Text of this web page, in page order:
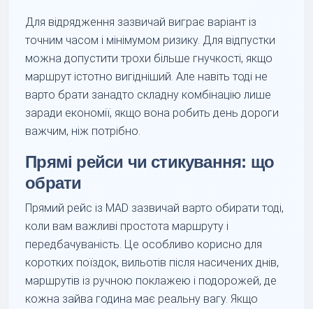
Для відрядження зазвичай виграє варіант із
точним часом і мінімумом ризику. Для відпустки
можна допустити трохи більше гнучкості, якщо
маршрут істотно вигідніший. Але навіть тоді не
варто брати занадто складну комбінацію лише
заради економії, якщо вона робить день дороги
важчим, ніж потрібно.
Прямі рейси чи стикування: що
обрати
Прямий рейс із MAD зазвичай варто обирати тоді,
коли вам важливі простота маршруту і
передбачуваність. Це особливо корисно для
коротких поїздок, вильотів після насичених днів,
маршрутів із ручною поклажею і подорожей, де
кожна зайва година має реальну вагу. Якщо